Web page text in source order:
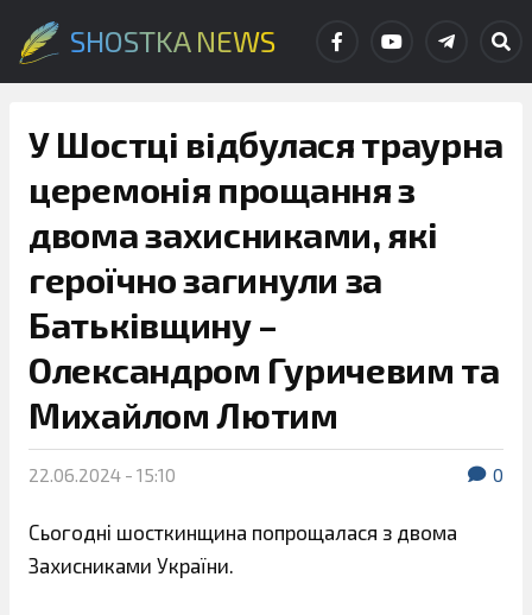
SHOSTKA NEWS
У Шостці відбулася траурна
церемонія прощання з
двома захисниками, які
героїчно загинули за
Батьківщину –
Олександром Гуричевим та
Михайлом Лютим
22.06.2024 - 15:10 0
Сьогодні шосткинщина попрощалася з двома
Захисниками України.